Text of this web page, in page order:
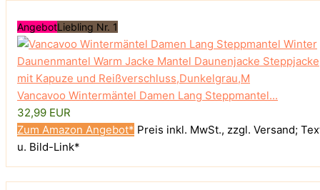
AngebotLiebling Nr. 1
Vancavoo Wintermäntel Damen Lang Steppmantel...
32,99 EUR
Zum Amazon Angebot* Preis inkl. MwSt., zzgl. Versand;
u. Bild-Link*